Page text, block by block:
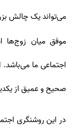
می‌تواند یک چالش
موفق میان زوج‌ها
اجتماعی ما می‌باشد.
صحیح و عمیق از
در این روشنگری